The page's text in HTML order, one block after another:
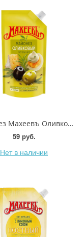
Майонез Махеевъ Оливковый 67% 190г
59 руб.
Нет в наличии